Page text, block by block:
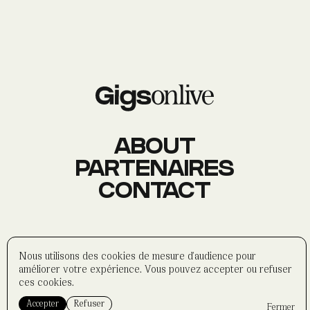
À PROPOS
CONTACT
Formulaire Partenaires
ABOUT
PARTENAIRES
CONTACT
Politique de confidentialité
Mentions légales
Nous utilisons des cookies de mesure d'audience pour
améliorer votre expérience. Vous pouvez accepter ou refuser
ces cookies.
Accepter Refuser Fermer